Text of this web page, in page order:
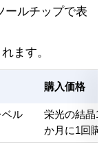
ールチップで表
ます。
購入価格
ル
栄光の結晶
か月に1回購